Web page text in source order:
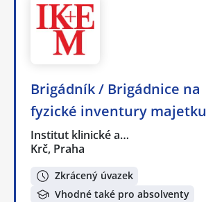
Brigádník / Brigádnice na
fyzické inventury majetku
Institut klinické a…
Krč, Praha
Zkrácený úvazek
Vhodné také pro absolventy